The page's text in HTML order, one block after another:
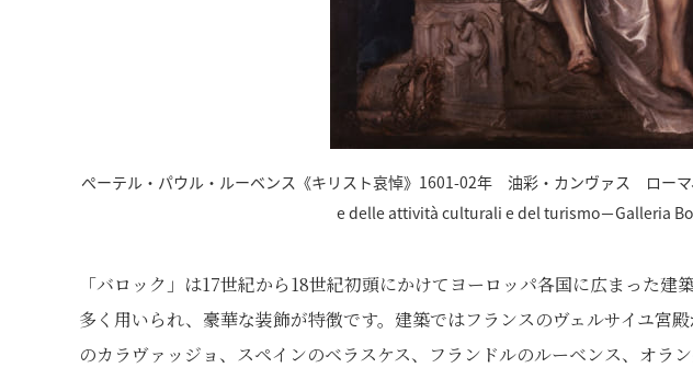
ぺーテル・パウル・ルーベンス《キリスト哀悼》1601-02年 油彩・カンヴァス ロー
e delle attività culturali e del turismo－Galleria
「バロック」は17世紀から18世紀初頭にかけてヨーロッパ各国に広まった
多く用いられ、豪華な装飾が特徴です。建築ではフランスのヴェルサイユ宮
のカラヴァッジョ、スペインのベラスケス、フランドルのルーベンス、オラ